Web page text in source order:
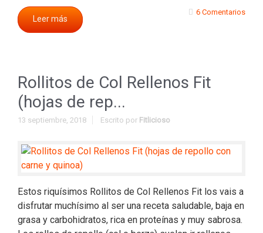
Leer más
6 Comentarios
Rollitos de Col Rellenos Fit
(hojas de rep...
13 septiembre, 2018 Escrito por Fitlicioso
Estos riquísimos Rollitos de Col Rellenos Fit los vais a
disfrutar muchísimo al ser una receta saludable, baja en
grasa y carbohidratos, rica en proteínas y muy sabrosa.